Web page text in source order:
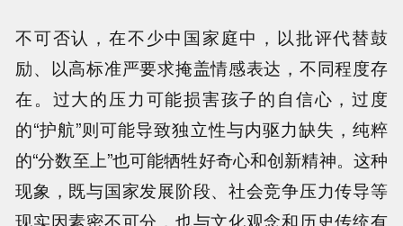
不可否认，在不少中国家庭中，以批评代替鼓
励、以高标准严要求掩盖情感表达，不同程度存
在。过大的压力可能损害孩子的自信心，过度
的“护航”则可能导致独立性与内驱力缺失，纯粹
的“分数至上”也可能牺牲好奇心和创新精神。这种
现象，既与国家发展阶段、社会竞争压力传导等